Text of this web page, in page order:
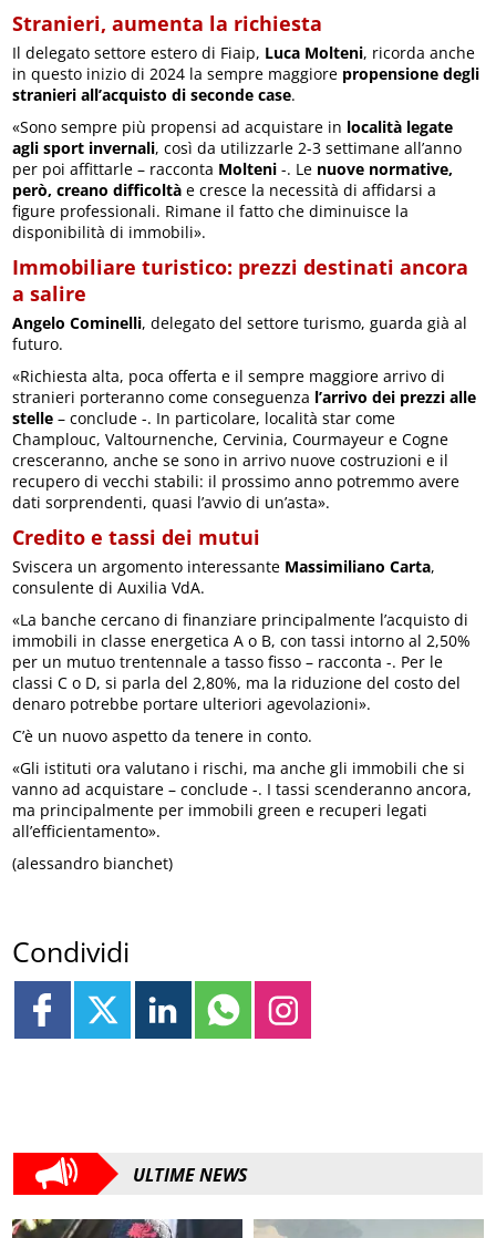
Stranieri, aumenta la richiesta
Il delegato settore estero di Fiaip, Luca Molteni, ricorda anche
in questo inizio di 2024 la sempre maggiore propensione degli
stranieri all’acquisto di seconde case.
«Sono sempre più propensi ad acquistare in località legate
agli sport invernali, così da utilizzarle 2-3 settimane all’anno
per poi affittarle – racconta Molteni -. Le nuove normative,
però, creano difficoltà e cresce la necessità di affidarsi a
figure professionali. Rimane il fatto che diminuisce la
disponibilità di immobili».
Immobiliare turistico: prezzi destinati ancora
a salire
Angelo Cominelli, delegato del settore turismo, guarda già al
futuro.
«Richiesta alta, poca offerta e il sempre maggiore arrivo di
stranieri porteranno come conseguenza l’arrivo dei prezzi alle
stelle – conclude -. In particolare, località star come
Champlouc, Valtournenche, Cervinia, Courmayeur e Cogne
cresceranno, anche se sono in arrivo nuove costruzioni e il
recupero di vecchi stabili: il prossimo anno potremmo avere
dati sorprendenti, quasi l’avvio di un’asta».
Credito e tassi dei mutui
Sviscera un argomento interessante Massimiliano Carta,
consulente di Auxilia VdA.
«La banche cercano di finanziare principalmente l’acquisto di
immobili in classe energetica A o B, con tassi intorno al 2,50%
per un mutuo trentennale a tasso fisso – racconta -. Per le
classi C o D, si parla del 2,80%, ma la riduzione del costo del
denaro potrebbe portare ulteriori agevolazioni».
C’è un nuovo aspetto da tenere in conto.
«Gli istituti ora valutano i rischi, ma anche gli immobili che si
vanno ad acquistare – conclude -. I tassi scenderanno ancora,
ma principalmente per immobili green e recuperi legati
all’efficientamento».
(alessandro bianchet)
Condividi
ULTIME NEWS